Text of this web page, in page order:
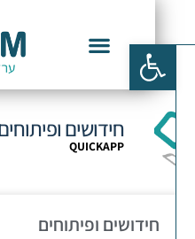
פתח סרגל נגישות
חידושים ופיתוחים
QUICKAPP
חידושים ופיתוחים